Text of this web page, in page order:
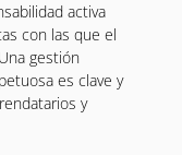
activa
con las que el
gestión
es clave y
y